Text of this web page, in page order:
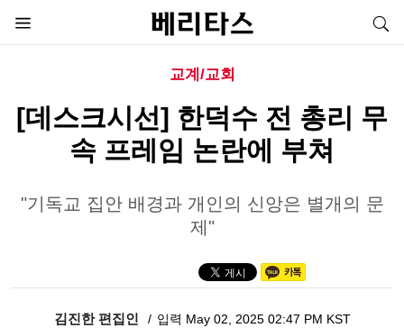
교계/교회
[데스크시선] 한덕수 전 총리 무
속 프레임 논란에 부쳐
"기독교 집안 배경과 개인의 신앙은 별개의 문
제"
김진한 편집인 입력 May 02, 2025 02:47 PM KST